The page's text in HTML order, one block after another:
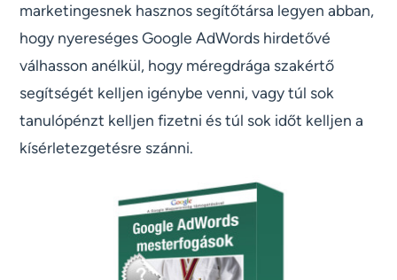
marketingesnek hasznos segítőtársa legyen abban,
hogy nyereséges Google AdWords hirdetővé
válhasson anélkül, hogy méregdrága szakértő
segítségét kelljen igénybe venni, vagy túl sok
tanulópénzt kelljen fizetni és túl sok időt kelljen a
kísérletezgetésre szánni.